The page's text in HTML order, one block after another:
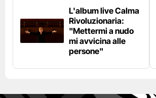
L'album live Calma
Rivoluzionaria:
"Mettermi a nudo
mi avvicina alle
persone"